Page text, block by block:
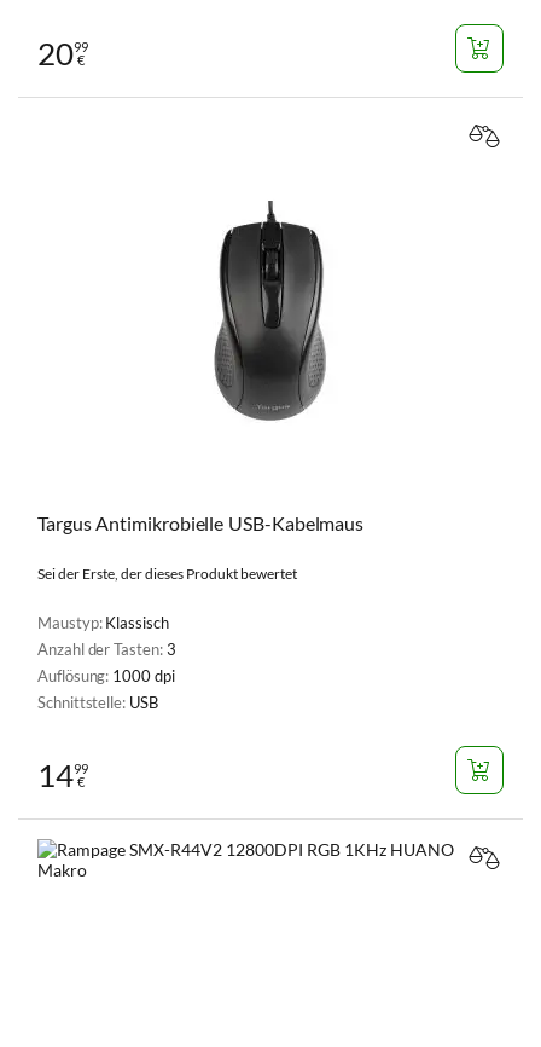
2099
€
Targus Antimikrobielle USB-Kabelmaus
Sei der Erste, der dieses Produkt bewertet
Maustyp:Klassisch
Anzahl der Tasten:3
Auflösung: 1000 dpi
Schnittstelle: USB
1499
€